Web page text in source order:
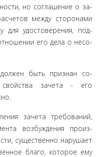
но соглашение о за­
между сторонами
для удостоверения, под­
его дела о несо­
быть признан со­
зачета - его
зачета требова­ний,
возбуждения произ­
существенно нарушает
благо, которое ему